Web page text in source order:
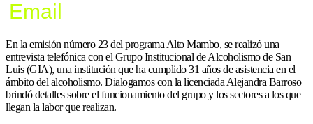
Email
En la emisión número 23 del programa Alto Mambo, se realizó una
entrevista telefónica con el Grupo Institucional de Alcoholismo de San
Luis (GIA), una institución que ha cumplido 31 años de asistencia en el
ámbito del alcoholismo. Dialogamos con la licenciada Alejandra Barroso
brindó detalles sobre el funcionamiento del grupo y los sectores a los que
llegan la labor que realizan.